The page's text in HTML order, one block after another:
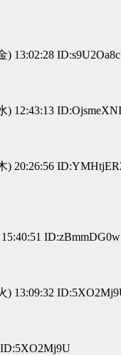
) 13:02:28 ID:s9U2Oa8c
) 12:43:13 ID:OjsmeXNI
) 20:26:56
15:40:51 ID:zBmmDG0w
) 13:09:32